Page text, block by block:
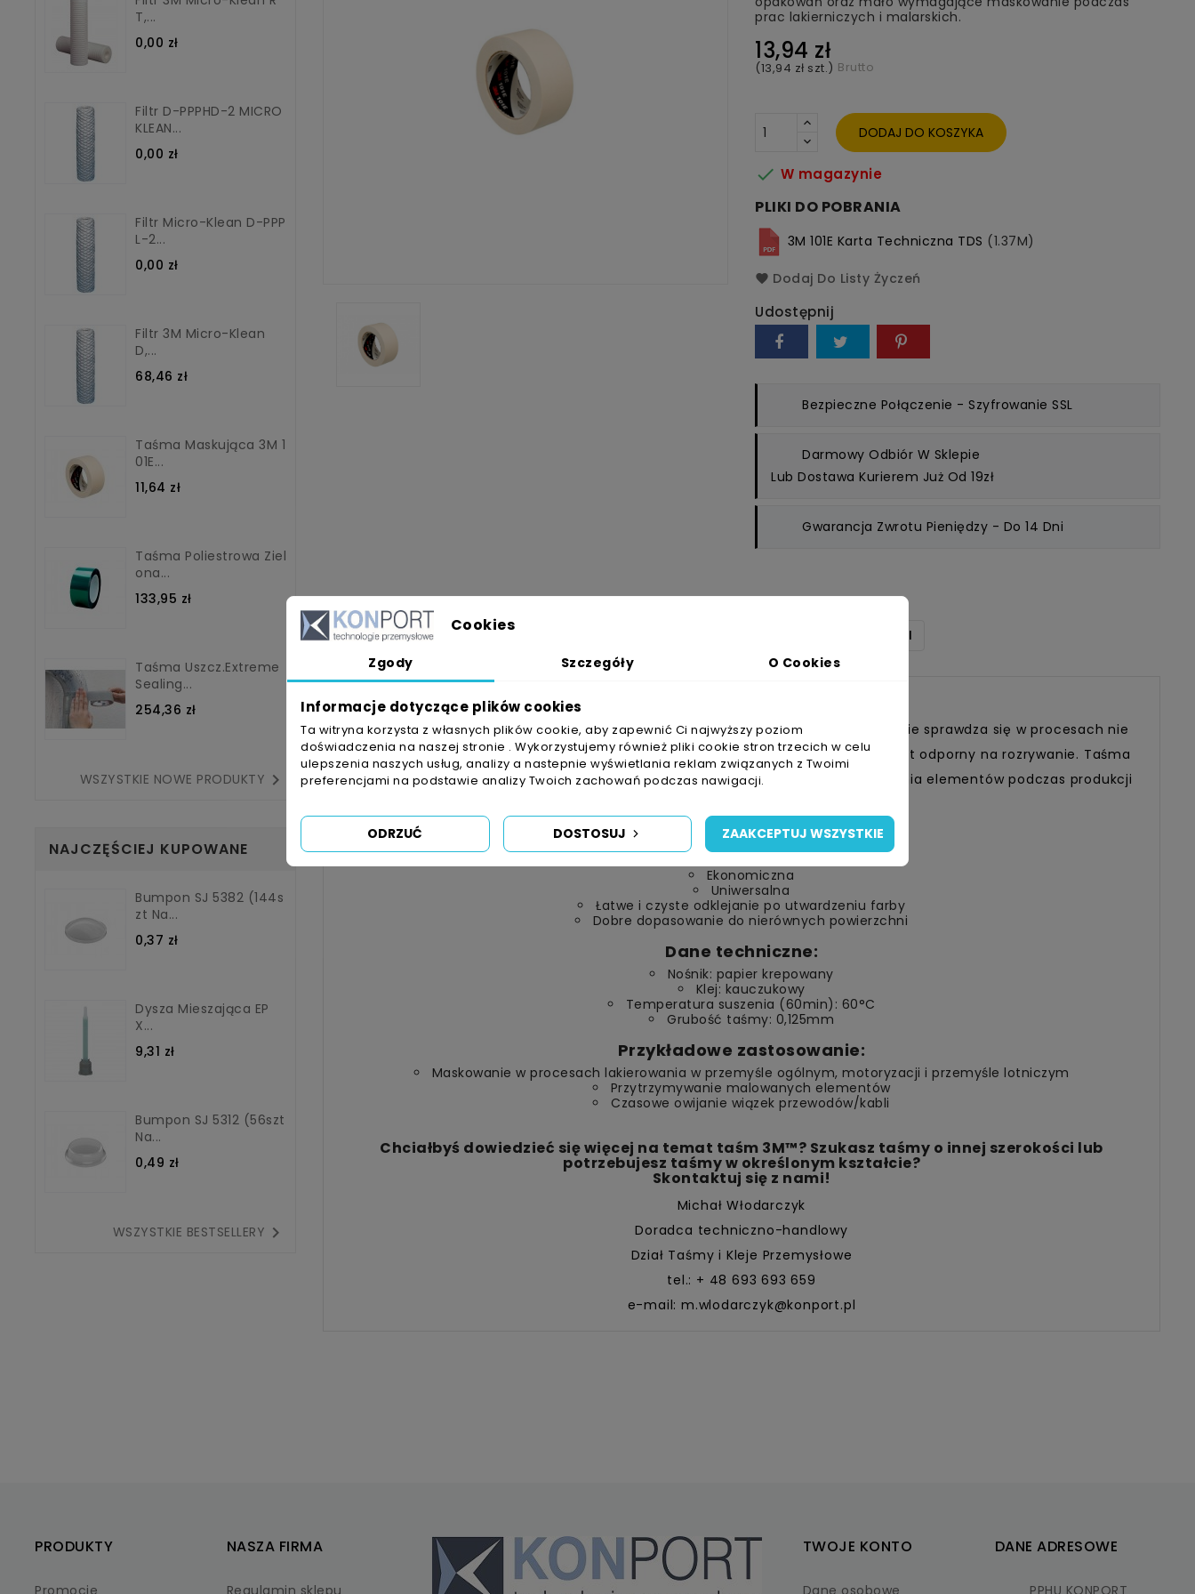
T,...
0,00 zł
Filtr D-PPPHD-2 MICRO
KLEAN...
0,00 zł
Filtr Micro-Klean D-PPP
L-2...
0,00 zł
Filtr 3M Micro-Klean
D,...
68,46 zł
Taśma Maskująca 3M 1
01E...
11,64 zł
Taśma Poliestrowa Ziel
Ona...
133,95 zł
Taśma Uszcz.Extreme
Sealing...
254,36 zł
WSZYSTKIE NOWE PRODUKTY 
NAJCZĘŚCIEJ KUPOWANE
Bumpon SJ 5382 (144s
Zt Na...
0,37 zł
Dysza Mieszająca EP
X...
9,31 zł
Bumpon SJ 5312 (56szt
Na...
0,49 zł
WSZYSTKIE BESTSELLERY 
prac lakierniczych i malarskich.
13,94 zł
(13,94 zł szt.) Brutto
DODAJ DO KOSZYKA
 W magazynie
PLIKI DO POBRANIA
3M 101E Karta Techniczna TDS (1.37M)
Dodaj Do Listy Życzeń
Udostępnij
Bezpieczne Połączenie - Szyfrowanie SSL
Darmowy Odbiór W Sklepie
Lub Dostawa Kurierem Już Od 19zł
Gwarancja Zwrotu Pieniędzy - Do 14 Dni
ZAŁĄCZNIKI
Ekonomiczna wersja taśmy maskującej do mniej wymagających aplikacji. Świetnie sprawdza się w procesach nie
wymagających suszenia. Krepowany papier dobrze układa się na powierzchni, jest odporny na rozrywanie. Taśma
może być stosowana do wiązkowania, przytrzymywania, zaklejania oraz oznaczania elementów podczas produkcji
Zalety taśmy 3M 101E:
Ekonomiczna
Uniwersalna
Łatwe i czyste odklejanie po utwardzeniu farby
Dobre dopasowanie do nierównych powierzchni
Dane techniczne:
Nośnik: papier krepowany
Klej: kauczukowy
Temperatura suszenia (60min): 60°C
Grubość taśmy: 0,125mm
Przykładowe zastosowanie:
Maskowanie w procesach lakierowania w przemyśle ogólnym, motoryzacji i przemyśle lotniczym
Przytrzymywanie malowanych elementów
Czasowe owijanie wiązek przewodów/kabli
Chciałbyś dowiedzieć się więcej na temat taśm 3M™? Szukasz taśmy o innej szerokości lub
potrzebujesz taśmy w określonym kształcie?
Skontaktuj się z nami!
Michał Włodarczyk
Doradca techniczno-handlowy
Dział Taśmy i Kleje Przemysłowe
tel.: + 48 693 693 659
e-mail: m.wlodarczyk@konport.pl
PRODUKTY NASZA FIRMA TWOJE KONTO DANE ADRESOWE
Cookies
Zgody Szczegóły O Cookies
Informacje dotyczące plików cookies
Ta witryna korzysta z własnych plików cookie, aby zapewnić Ci najwyższy poziom
doświadczenia na naszej stronie . Wykorzystujemy również pliki cookie stron trzecich w celu
ulepszenia naszych usług, analizy a nastepnie wyświetlania reklam związanych z Twoimi
preferencjami na podstawie analizy Twoich zachowań podczas nawigacji.
ODRZUĆ DOSTOSUJ ZAAKCEPTUJ WSZYSTKIE